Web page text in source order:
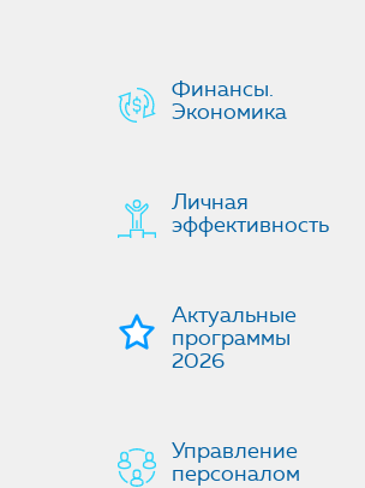
Финансы.
Экономика
Личная
эффективность
Актуальные
программы
2026
Управление
персоналом